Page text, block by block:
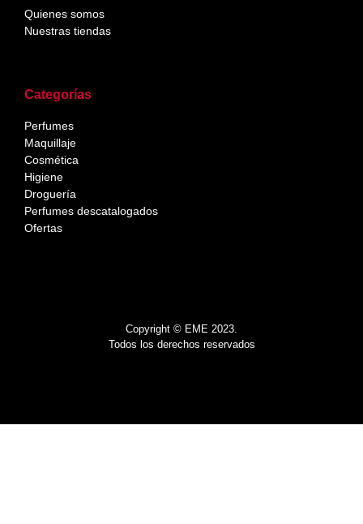
Copyright © EME 2023.
Todos los derechos reservados
Categorías
Perfumes
Maquillaje
Cosmética
Higiene
Droguería
Perfumes descatalogados
Ofertas
Quienes somos
Nuestras tiendas